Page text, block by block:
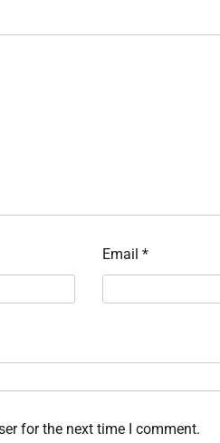
Email *
for the next time I comment.